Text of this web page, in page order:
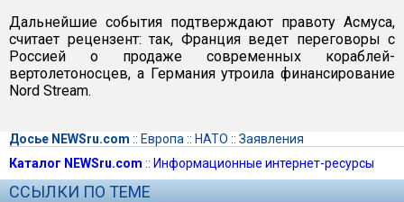
Дальнейшие события подтверждают правоту Асмуса,
считает рецензент: так, Франция ведет переговоры с
Россией о продаже современных кораблей-
вертолетоносцев, а Германия утроила финансирование
Nord Stream.
Досье NEWSru.com :: Европа :: НАТО :: Заявления
Каталог NEWSru.com :: Информационные интернет-ресурсы
ССЫЛКИ ПО ТЕМЕ